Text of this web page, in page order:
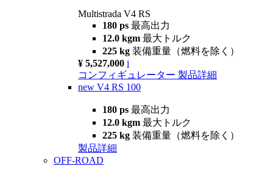
Multistrada V4 RS
180 ps 最高出力
12.0 kgm 最大トルク
225 kg 装備重量（燃料を除く）
¥ 5,527,000 i
コンフィギュレーター 製品詳細
new V4 RS 100
180 ps 最高出力
12.0 kgm 最大トルク
225 kg 装備重量（燃料を除く）
製品詳細
OFF-ROAD